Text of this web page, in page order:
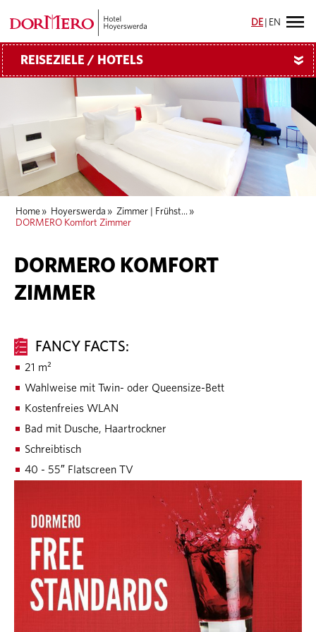
DE EN
REISEZIELE / HOTELS »
Home » Hoyerswerda » Zimmer | Frühst... »
DORMERO Komfort Zimmer
DORMERO KOMFORT
ZIMMER
FANCY FACTS:
21 m²
Wahlweise mit Twin- oder Queensize-Bett
Kostenfreies WLAN
Bad mit Dusche, Haartrockner
Schreibtisch
40 - 55″ Flatscreen TV